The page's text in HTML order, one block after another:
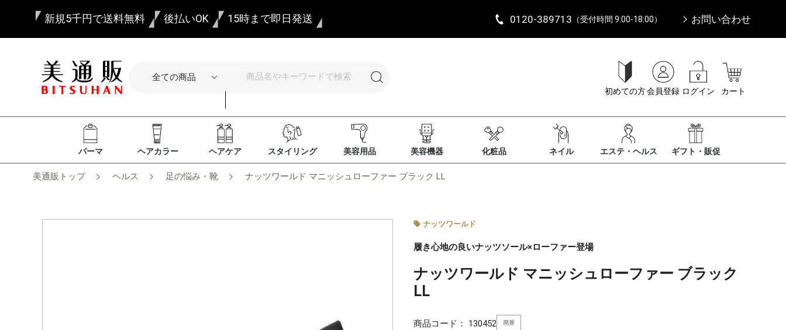
新規5千円で送料無料 後払いOK 15時まで即日発送 0120-389713 （受付時間 9:00-18:00） お問い合わせ
初めての方会員登録 ログイン カート
パーマ ヘアカラー ヘアケア スタイリング 美容用品 美容機器 化粧品 ネイル エステ・ヘルス ギフト・販促
美通販トップ ヘルス 足の悩み・靴 ナッツワールド マニッシュローファー ブラック LL
ナッツワールド
履き心地の良いナッツソール×ローファー登場
ナッツワールド マニッシュローファー ブラック
LL
商品コード： 130452 廃番